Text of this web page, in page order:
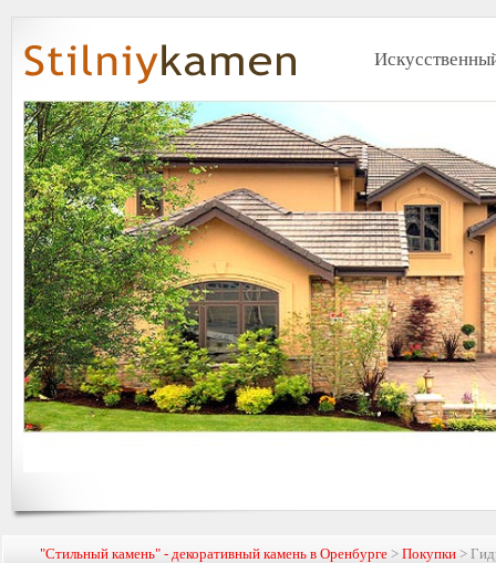
"Стильный камень" - декоративный камень в Оренбурге >Покупки >